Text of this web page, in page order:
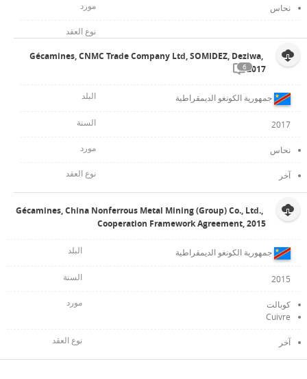
نحاس
Gécamines, CNMC Trade Company Ltd, SOMIDEZ, Deziwa,
2017
6
جمهورية الكونغو الديمقراطية
2017
نحاس
آخر
Gécamines, China Nonferrous Metal Mining (Group) Co., Ltd.,
Cooperation Framework Agreement, 2015
جمهورية الكونغو الديمقراطية
2015
كوبالت
Cuivre
آخر